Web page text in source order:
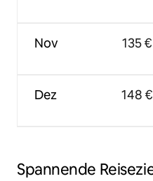
Nov
Dez
135 €
148 €
Spannende